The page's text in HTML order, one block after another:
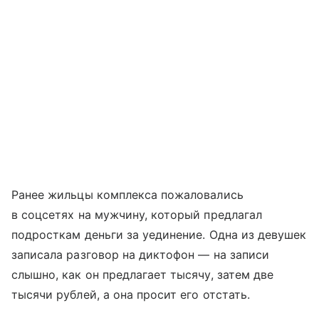
Ранее жильцы комплекса пожаловались
в соцсетях на мужчину, который предлагал
подросткам деньги за уединение. Одна из девушек
записала разговор на диктофон — на записи
слышно, как он предлагает тысячу, затем две
тысячи рублей, а она просит его отстать.